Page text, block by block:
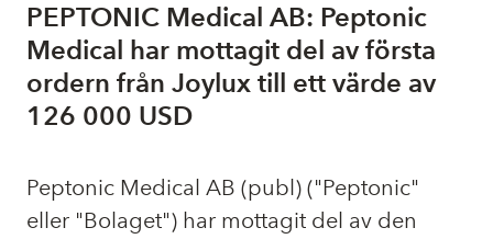
PEPTONIC Medical AB: Peptonic
Medical har mottagit del av första
ordern från Joylux till ett värde av
126 000 USD
Peptonic Medical AB (publ) ("Peptonic"
eller "Bolaget") har mottagit del av den